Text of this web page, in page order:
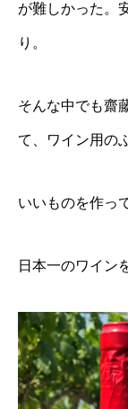
が難しかった。
り。
そんな中でも齋
て、ワイン用の
いいものを作っ
日本一のワイン